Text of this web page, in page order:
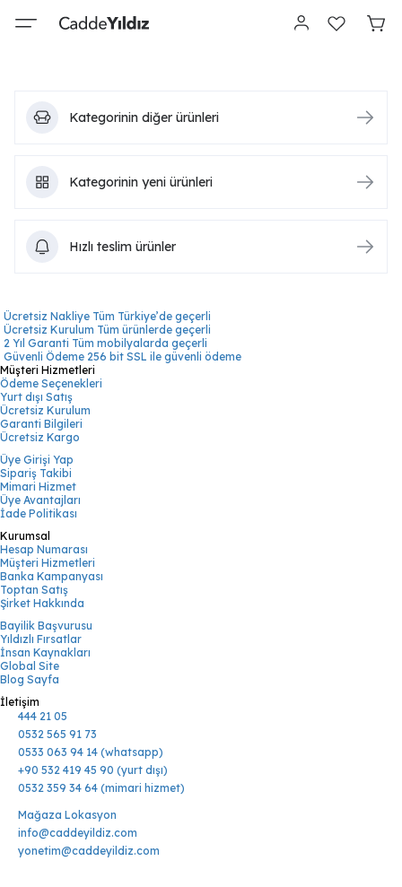
Kategorinin diğer ürünleri
Kategorinin yeni ürünleri
Hızlı teslim ürünler
Ücretsiz Nakliye Tüm Türkiye’de geçerli
Ücretsiz Kurulum Tüm ürünlerde geçerli
2 Yıl Garanti Tüm mobilyalarda geçerli
Güvenli Ödeme 256 bit SSL ile güvenli ödeme
Müşteri Hizmetleri
Ödeme Seçenekleri
Yurt dışı Satış
Ücretsiz Kurulum
Garanti Bilgileri
Ücretsiz Kargo
Üye Girişi Yap
Sipariş Takibi
Mimari Hizmet
Üye Avantajları
İade Politikası
Kurumsal
Hesap Numarası
Müşteri Hizmetleri
Banka Kampanyası
Toptan Satış
Şirket Hakkında
Bayilik Başvurusu
Yıldızlı Fırsatlar
İnsan Kaynakları
Global Site
Blog Sayfa
İletişim
444 21 05
0532 565 91 73
0533 063 94 14 (whatsapp)
+90 532 419 45 90 (yurt dışı)
0532 359 34 64 (mimari hizmet)
Mağaza Lokasyon
info@caddeyildiz.com
yonetim@caddeyildiz.com